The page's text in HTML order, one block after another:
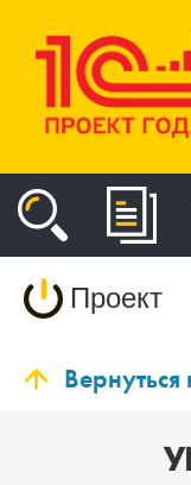
Проект